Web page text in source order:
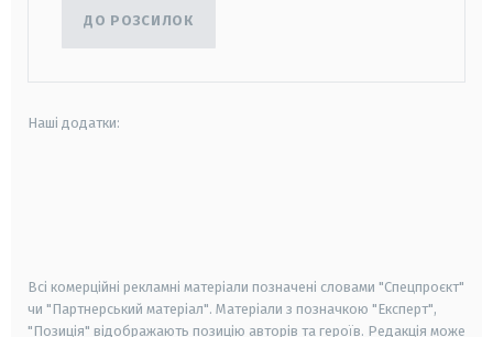
ДО РОЗСИЛОК
Наші додатки:
Всі комерційні рекламні матеріали позначені словами "Спецпроєкт"
чи "Партнерський матеріал". Матеріали з позначкою "Експерт",
"Позиція" відображають позицію авторів та героїв. Редакція може